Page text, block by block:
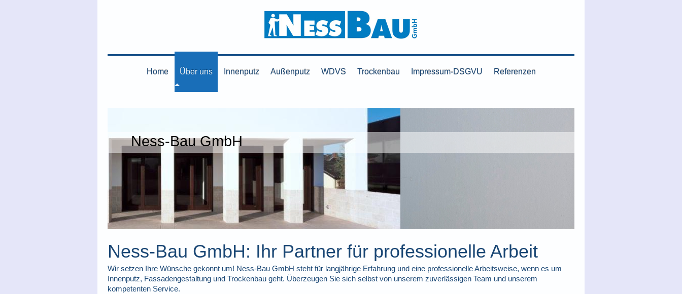
Home Über uns Innenputz Außenputz WDVS Trockenbau Impressum-DSGVU Referenzen
Ness-Bau GmbH
Ness-Bau GmbH: Ihr Partner für professionelle Arbeit
Wir setzen Ihre Wünsche gekonnt um! Ness-Bau GmbH steht für langjährige Erfahrung und eine professionelle Arbeitsweise, wenn es um
Innenputz, Fassadengestaltung und Trockenbau geht. Überzeugen Sie sich selbst von unserem zuverlässigen Team und unserem
kompetenten Service.